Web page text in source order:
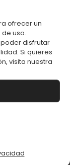
ofrecer un
uso.
disfrutar
Si quieres
visita nuestra
C-24